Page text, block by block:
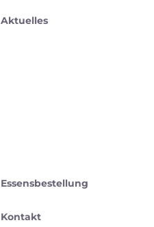
Aktuelles
Essensbestellung
Kontakt